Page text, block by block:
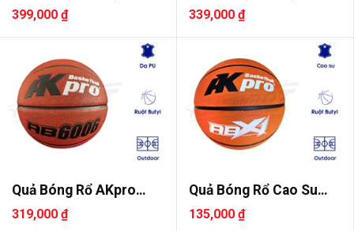
AB8006 Số ..
399,000 ₫
AB6006 Số ..
339,000 ₫
Quả Bóng Rổ AKpro
AB6006 Số ..
319,000 ₫
Quả Bóng Rổ Cao Su
AKpro ABX..
135,000 ₫